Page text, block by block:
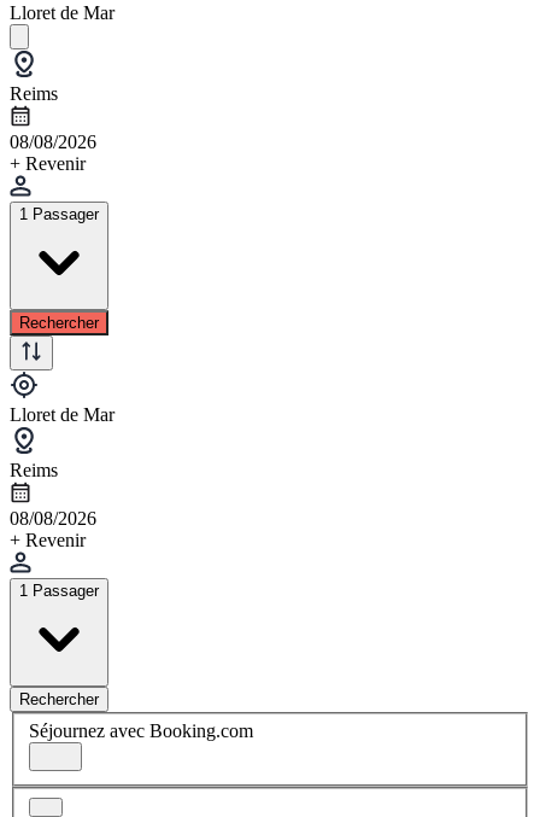
Lloret de Mar
Reims
08/08/2026
+ Revenir
1 Passager
Rechercher
Lloret de Mar
Reims
08/08/2026
+ Revenir
1 Passager
Rechercher
Séjournez avec Booking.com